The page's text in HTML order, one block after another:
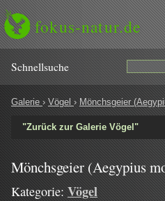
fokus-natur.de
Schnell­suche
Galerie › Vögel › Mönchsgeier
"Zurück zur Galerie Vögel"
Mönchsgeier (Aegypius
Kategorie: Vögel